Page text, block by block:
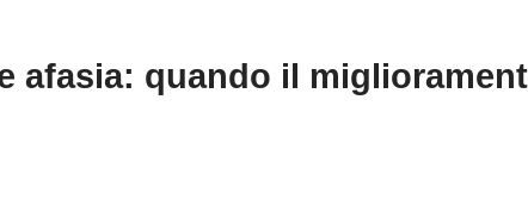
afasia: quando il